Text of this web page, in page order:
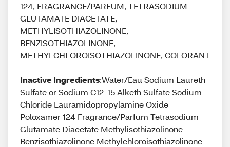
124, FRAGRANCE/PARFUM, TETRASODIUM
GLUTAMATE DIACETATE,
METHYLISOTHIAZOLINONE,
BENZISOTHIAZOLINONE,
METHYLCHLOROISOTHIAZOLINONE, COLORANT
Inactive Ingredients:Water/Eau Sodium Laureth
Sulfate or Sodium C12-15 Alketh Sulfate Sodium
Chloride Lauramidopropylamine Oxide
Poloxamer 124 Fragrance/Parfum Tetrasodium
Glutamate Diacetate Methylisothiazolinone
Benzisothiazolinone Methylchloroisothiazolinone